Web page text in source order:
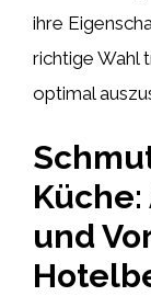
ihre
richtige Wahl
optimal
und